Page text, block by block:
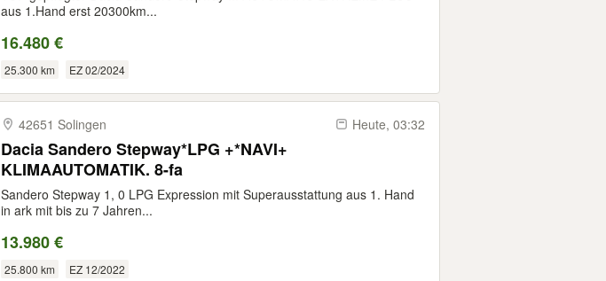
aus 1.Hand erst 20300km...
16.480 €
25.300 km EZ 02/2024
42651 Solingen Heute, 03:32
Dacia Sandero Stepway*LPG +*NAVI+
KLIMAAUTOMATIK. 8-fa
Sandero Stepway 1, 0 LPG Expression mit Superausstattung aus 1. Hand
in ark mit bis zu 7 Jahren...
13.980 €
25.800 km EZ 12/2022